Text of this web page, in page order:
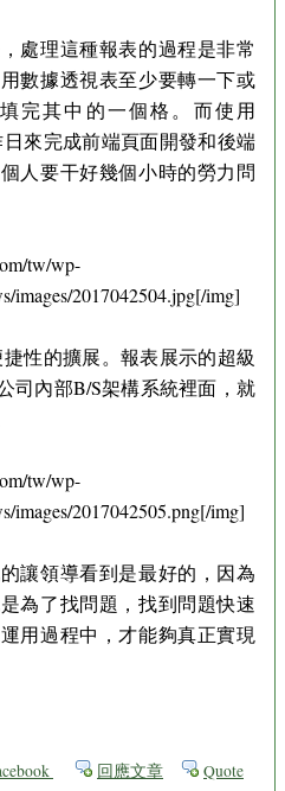
處理這種報表的過程是非常
數據透視表至少要轉一下或
完其中的一個格。而使用
日來完成前端頁面開發和後端
人要干好幾個小時的勞力問
tw/wp-
images/2017042504.jpg[/img]
捷性的擴展。報表展示的超級
司內部B/S架構系統裡面，就
tw/wp-
images/2017042505.png[/img]
讓領導看到是最好的，因為
為了找問題，找到問題快速
用過程中，才能夠真正實現
回應文章 Quote